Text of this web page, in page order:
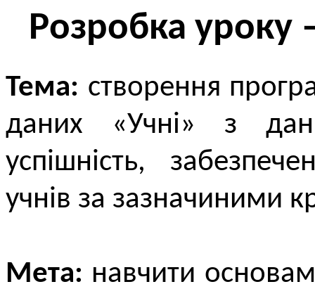
Розробка уроку
Тема: cтворення
даних «Учні» з
успішність,
учнів за зазначиними
Мета: навчити